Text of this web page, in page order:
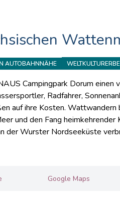
AUTOBAHNNÄHE
Campingpark Dorum einen
Radfahrer,
auf ihre Kosten. Wattwandern
und den Fang heimkehrender
der Wurster Nordseeküste
Google Maps